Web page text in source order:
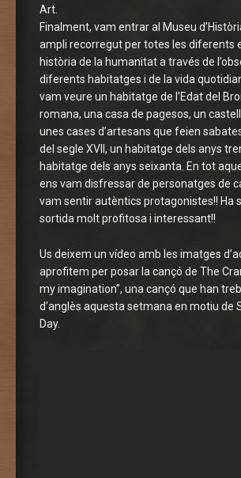
Art.
Finalment, vam entrar al Museu
ampli recorregut per totes les diferents
història de la humanitat a través de
diferents habitatges i de la vida
vam veure un habitatge de l’Edat del
romana, una casa de pagesos, un
unes cases d’artesans que feien
del segle XVII, un habitatge dels anys
habitatge dels anys seixanta. En tot
ens vam disfressar de personatges de
vam sentir autèntics protagonistes!! Ha
sortida molt profitosa i interessant!!
Us deixem un vídeo amb les imatges
aprofitem per posar la cançó de The
my imagination”, una cançó que han
d’anglès aquesta setmana en motiu de
Day.